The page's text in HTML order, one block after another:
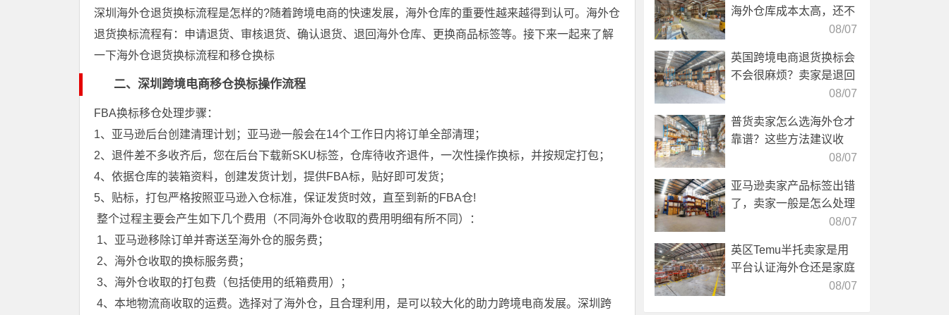
深圳海外仓退货换标流程是怎样的?随着跨境电商的快速发展，海外仓库的重要性越来越得到认可。海外仓
退货换标流程有：申请退货、审核退货、确认退货、退回海外仓库、更换商品标签等。接下来一起来了解
一下海外仓退货换标流程和移仓换标
二、深圳跨境电商移仓换标操作流程
FBA换标移仓处理步骤：
1、亚马逊后台创建清理计划；亚马逊一般会在14个工作日内将订单全部清理；
2、退件差不多收齐后，您在后台下载新SKU标签，仓库待收齐退件，一次性操作换标，并按规定打包；
4、依据仓库的装箱资料，创建发货计划，提供FBA标，贴好即可发货；
5、贴标，打包严格按照亚马逊入仓标准，保证发货时效，直至到新的FBA仓!
整个过程主要会产生如下几个费用（不同海外仓收取的费用明细有所不同）：
1、亚马逊移除订单并寄送至海外仓的服务费；
2、海外仓收取的换标服务费；
3、海外仓收取的打包费（包括使用的纸箱费用）；
4、本地物流商收取的运费。选择对了海外仓，且合理利用，是可以较大化的助力跨境电商发展。深圳跨
海外仓库成本太高，还不
如直接找第三方自营海外
08/07
英国跨境电商退货换标会
不会很麻烦？卖家是退回
国内还是在海外直接处08/07
普货卖家怎么选海外仓才
靠谱？这些方法建议收
08/07
亚马逊卖家产品标签出错
了，卖家一般是怎么处理
08/07
英区Temu半托卖家是用
平台认证海外仓还是家庭
08/07